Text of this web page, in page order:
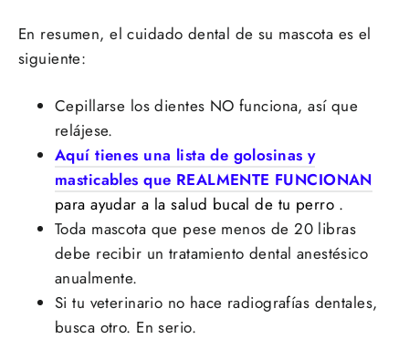
En resumen, el cuidado dental de su mascota es el
siguiente:
Cepillarse los dientes NO funciona, así que
relájese.
Aquí tienes una lista de golosinas y
masticables que REALMENTE FUNCIONAN
para ayudar a la salud bucal de tu perro .
Toda mascota que pese menos de 20 libras
debe recibir un tratamiento dental anestésico
anualmente.
Si tu veterinario no hace radiografías dentales,
busca otro. En serio.